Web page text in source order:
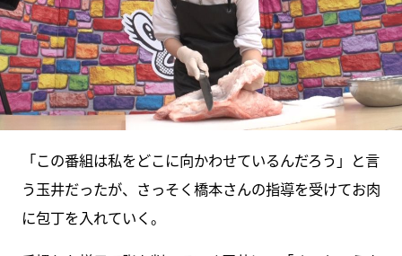
「この番組は私をどこに向かわせているんだろう」と言
う玉井だったが、さっそく橋本さんの指導を受けてお肉
に包丁を入れていく。